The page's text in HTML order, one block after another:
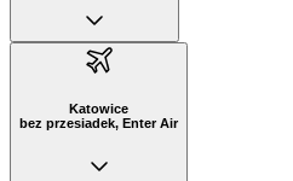
Katowice
bez przesiadek, Enter Air